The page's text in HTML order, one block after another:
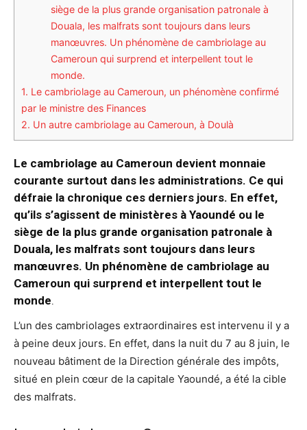
siège de la plus grande organisation patronale à
Douala, les malfrats sont toujours dans leurs
manœuvres. Un phénomène de cambriolage au
Cameroun qui surprend et interpellent tout le
monde.
1. Le cambriolage au Cameroun, un phénomène confirmé
par le ministre des Finances
2. Un autre cambriolage au Cameroun, à Doulà
Le cambriolage au Cameroun devient monnaie
courante surtout dans les administrations. Ce qui
défraie la chronique ces derniers jours. En effet,
qu’ils s’agissent de ministères à Yaoundé ou le
siège de la plus grande organisation patronale à
Douala, les malfrats sont toujours dans leurs
manœuvres. Un phénomène de cambriolage au
Cameroun qui surprend et interpellent tout le
monde.
L’un des cambriolages extraordinaires est intervenu il y a
à peine deux jours. En effet, dans la nuit du 7 au 8 juin, le
nouveau bâtiment de la Direction générale des impôts,
situé en plein cœur de la capitale Yaoundé, a été la cible
des malfrats.